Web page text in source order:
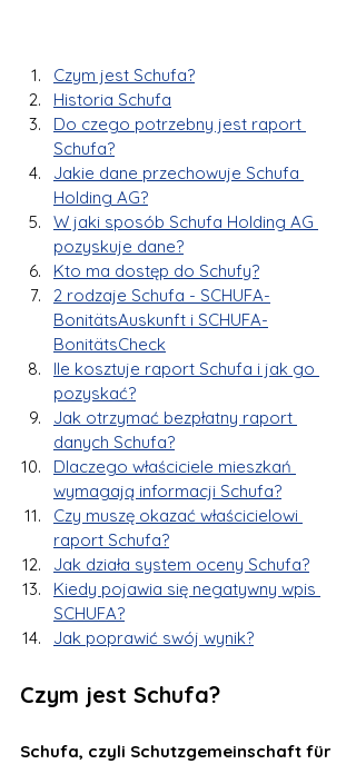
Czym jest Schufa?
Historia Schufa
Do czego potrzebny jest raport
Schufa?
Jakie dane przechowuje Schufa
Holding AG?
W jaki sposób Schufa Holding AG
pozyskuje dane?
Kto ma dostęp do Schufy?
2 rodzaje Schufa - SCHUFA-
BonitätsAuskunft i SCHUFA-
BonitätsCheck
Ile kosztuje raport Schufa i jak go
pozyskać?
Jak otrzymać bezpłatny raport
danych Schufa?
Dlaczego właściciele mieszkań
wymagają informacji Schufa?
Czy muszę okazać właścicielowi
raport Schufa?
Jak działa system oceny Schufa?
Kiedy pojawia się negatywny wpis
SCHUFA?
Jak poprawić swój wynik?
Czym jest Schufa?
Schufa, czyli Schutzgemeinschaft für